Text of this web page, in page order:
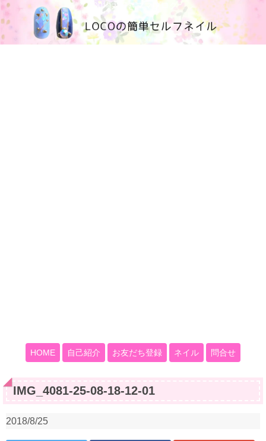
100均大好きママブログ
HOME 自己紹介 お友だち登録 ネイル 問合せ
IMG_4081-25-08-18-12-01
2018/8/25